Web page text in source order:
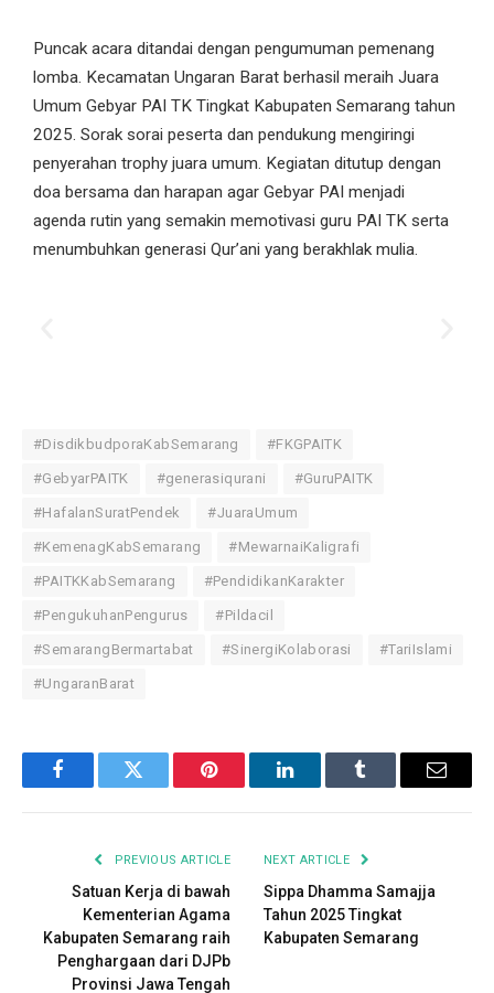
Puncak acara ditandai dengan pengumuman pemenang
lomba. Kecamatan Ungaran Barat berhasil meraih Juara
Umum Gebyar PAI TK Tingkat Kabupaten Semarang tahun
2025. Sorak sorai peserta dan pendukung mengiringi
penyerahan trophy juara umum. Kegiatan ditutup dengan
doa bersama dan harapan agar Gebyar PAI menjadi
agenda rutin yang semakin memotivasi guru PAI TK serta
menumbuhkan generasi Qur’ani yang berakhlak mulia.
#DisdikbudporaKabSemarang #FKGPAITK
#GebyarPAITK #generasiqurani #GuruPAITK
#HafalanSuratPendek #JuaraUmum
#KemenagKabSemarang #MewarnaiKaligrafi
#PAITKKabSemarang #PendidikanKarakter
#PengukuhanPengurus #Pildacil
#SemarangBermartabat #SinergiKolaborasi #TariIslami
#UngaranBarat
F
b
o
T
i
t
e
P
n
t
r
L
n
k
e
T
m
b
E
i
PREVIOUS ARTICLE
Satuan Kerja di bawah
Kementerian Agama
Kabupaten Semarang raih
Penghargaan dari DJPb
Provinsi Jawa Tengah
NEXT ARTICLE
Sippa Dhamma Samajja
Tahun 2025 Tingkat
Kabupaten Semarang